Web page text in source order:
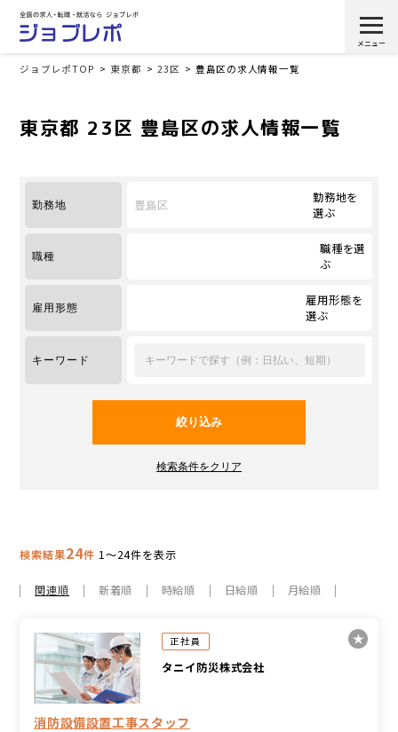
ジョブレポTOP 東京都 23区 豊島区の求人情報一覧
東京都 23区 豊島区の求人情報一覧
勤務地 豊島区
勤務地を
選ぶ
職種
職種を選
ぶ
雇用形態
雇用形態を
選ぶ
キーワード
検索結果24件 1～24件を表示
関連順 新着順 時給順 日給順 月給順
正社員
タニイ防災株式会社
消防設備設置工事スタッフ